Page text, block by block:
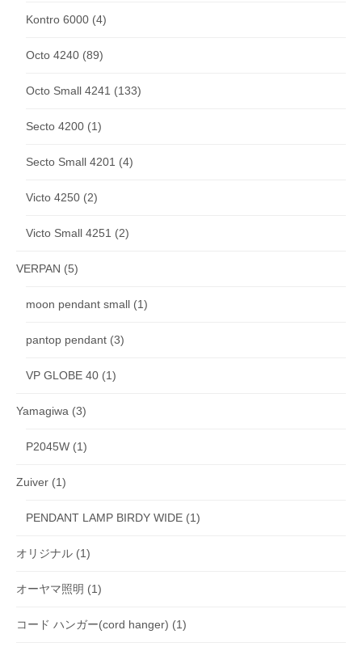
Kontro 6000 (4)
Octo 4240 (89)
Octo Small 4241 (133)
Secto 4200 (1)
Secto Small 4201 (4)
Victo 4250 (2)
Victo Small 4251 (2)
VERPAN (5)
moon pendant small (1)
pantop pendant (3)
VP GLOBE 40 (1)
Yamagiwa (3)
P2045W (1)
Zuiver (1)
PENDANT LAMP BIRDY WIDE (1)
オリジナル (1)
オーヤマ照明 (1)
コード ハンガー(cord hanger) (1)